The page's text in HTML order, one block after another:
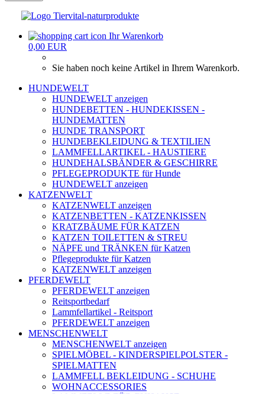
Ihr Warenkorb
0,00 EUR
Sie haben noch keine Artikel in Ihrem Warenkorb.
HUNDEWELT
HUNDEWELT anzeigen
HUNDEBETTEN - HUNDEKISSEN -
HUNDEMATTEN
HUNDE TRANSPORT
HUNDEBEKLEIDUNG & TEXTILIEN
LAMMFELLARTIKEL - HAUSTIERE
HUNDEHALSBÄNDER & GESCHIRRE
PFLEGEPRODUKTE für Hunde
HUNDEWELT anzeigen
KATZENWELT
KATZENWELT anzeigen
KATZENBETTEN - KATZENKISSEN
KRATZBÄUME FÜR KATZEN
KATZEN TOILETTEN & STREU
NÄPFE und TRÄNKEN für Katzen
Pflegeprodukte für Katzen
KATZENWELT anzeigen
PFERDEWELT
PFERDEWELT anzeigen
Reitsportbedarf
Lammfellartikel - Reitsport
PFERDEWELT anzeigen
MENSCHENWELT
MENSCHENWELT anzeigen
SPIELMÖBEL - KINDERSPIELPOLSTER -
SPIELMATTEN
LAMMFELL BEKLEIDUNG - SCHUHE
WOHNACCESSORIES